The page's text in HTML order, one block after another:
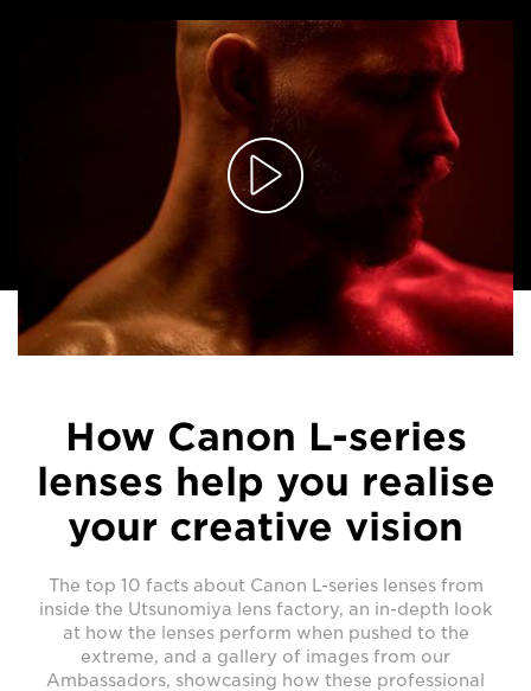
How Canon L-series
lenses help you realise
your creative vision
The top 10 facts about Canon L-series lenses from
inside the Utsunomiya lens factory, an in-depth look
at how the lenses perform when pushed to the
extreme, and a gallery of images from our
Ambassadors, showcasing how these professional